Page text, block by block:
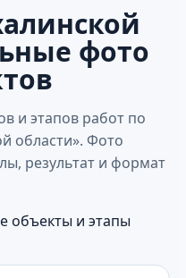
фото
и этапов работ по
области». Фото
результат и формат
объекты и этапы